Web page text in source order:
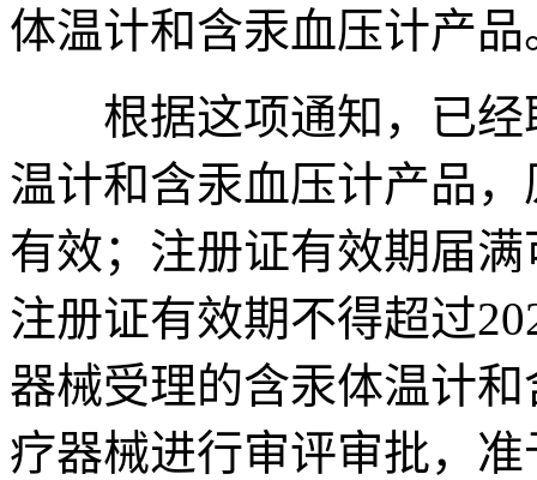
体温计和含汞血压计产品
根据这项通知，已经
温计和含汞血压计产品
有效；注册证有效期届
注册证有效期不得超过
器械受理的含汞体温计
疗器械进行审评审批，